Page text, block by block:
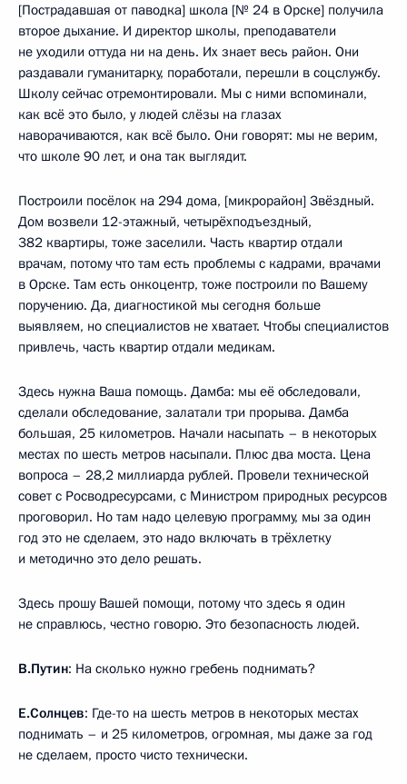
[Пострадавшая от паводка] школа [№ 24 в Орске] получила
второе дыхание. И директор школы, преподаватели
не уходили оттуда ни на день. Их знает весь район. Они
раздавали гуманитарку, поработали, перешли в соцслужбу.
Школу сейчас отремонтировали. Мы с ними вспоминали,
как всё это было, у людей слёзы на глазах
наворачиваются, как всё было. Они говорят: мы не верим,
что школе 90 лет, и она так выглядит.
Построили посёлок на 294 дома, [микрорайон] Звёздный.
Дом возвели 12-этажный, четырёхподъездный,
382 квартиры, тоже заселили. Часть квартир отдали
врачам, потому что там есть проблемы с кадрами, врачами
в Орске. Там есть онкоцентр, тоже построили по Вашему
поручению. Да, диагностикой мы сегодня больше
выявляем, но специалистов не хватает. Чтобы специалистов
привлечь, часть квартир отдали медикам.
Здесь нужна Ваша помощь. Дамба: мы её обследовали,
сделали обследование, залатали три прорыва. Дамба
большая, 25 километров. Начали насыпать – в некоторых
местах по шесть метров насыпали. Плюс два моста. Цена
вопроса – 28,2 миллиарда рублей. Провели технической
совет с Росводресурсами, с Министром природных ресурсов
проговорил. Но там надо целевую программу, мы за один
год это не сделаем, это надо включать в трёхлетку
и методично это дело решать.
Здесь прошу Вашей помощи, потому что здесь я один
не справлюсь, честно говорю. Это безопасность людей.
В.Путин: На сколько нужно гребень поднимать?
Е.Солнцев: Где-то на шесть метров в некоторых местах
поднимать – и 25 километров, огромная, мы даже за год
не сделаем, просто чисто технически.